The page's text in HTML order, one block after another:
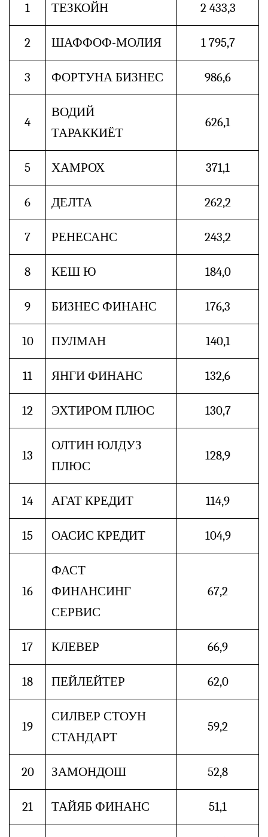
1 ТЕЗКОЙН 2 433,3
2 ШАФФОФ-МОЛИЯ 1 795,7
3 ФОРТУНА БИЗНЕС 986,6
4
ВОДИЙ
ТАРАККИЁТ
626,1
5 ХАМРОХ 371,1
6 ДЕЛТА 262,2
7 РЕНЕСАНС 243,2
8 КЕШ Ю 184,0
9 БИЗНЕС ФИНАНС 176,3
10 ПУЛМАН 140,1
11 ЯНГИ ФИНАНС 132,6
12 ЭХТИРОМ ПЛЮС 130,7
13
ОЛТИН ЮЛДУЗ
ПЛЮС
128,9
14 АГАТ КРЕДИТ 114,9
15 ОАСИС КРЕДИТ 104,9
16
ФАСТ
ФИНАНСИНГ
СЕРВИС
67,2
17 КЛЕВЕР 66,9
18 ПЕЙЛЕЙТЕР 62,0
19
СИЛВЕР СТОУН
СТАНДАРТ
59,2
20 ЗАМОНДОШ 52,8
21 ТАЙЯБ ФИНАНС 51,1